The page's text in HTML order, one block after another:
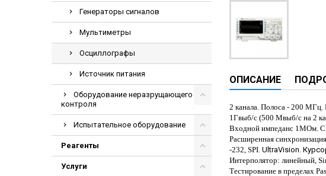
Рентгеновское оборудование
Тракционные кровати
УЗИ аппараты
Электрокардиографы
Электрохирургические
Экстракторы нуклеиновых
Генераторы сигналов
Мультиметры
Осциллографы
Источник питания
Оборудование неразрущающего
контроля
Испытательное оборудование
Реагенты
Услуги
ОПИСАНИЕ
2 канала. Полоса - 200 МГц.
1Гвыб/с (500 Мвыб/с на 2
Входной импеданс 1МОм.
Расширенная
-232, SPI. UltraVision.
Интерполятор: линейный,
Тестирование в пределах